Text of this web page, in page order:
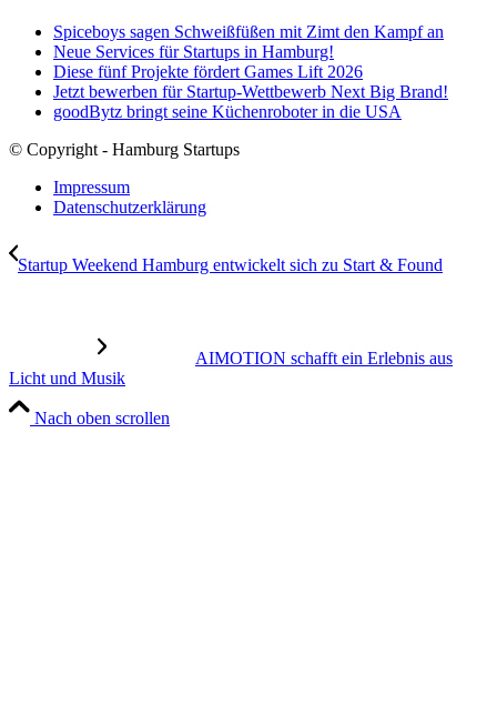
Spiceboys sagen Schweißfüßen mit Zimt den Kampf an
Neue Services für Startups in Hamburg!
Diese fünf Projekte fördert Games Lift 2026
Jetzt bewerben für Startup-Wettbewerb Next Big Brand!
goodBytz bringt seine Küchenroboter in die USA
© Copyright - Hamburg Startups
Impressum
Datenschutzerklärung
Startup Weekend Hamburg entwickelt sich zu Start & Found
AIMOTION schafft ein Erlebnis aus
Licht und Musik
Nach oben scrollen